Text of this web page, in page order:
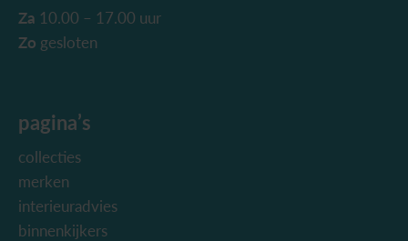
Za 10.00 – 17.00 uur
Zo gesloten
pagina’s
collecties
merken
interieuradvies
binnenkijkers